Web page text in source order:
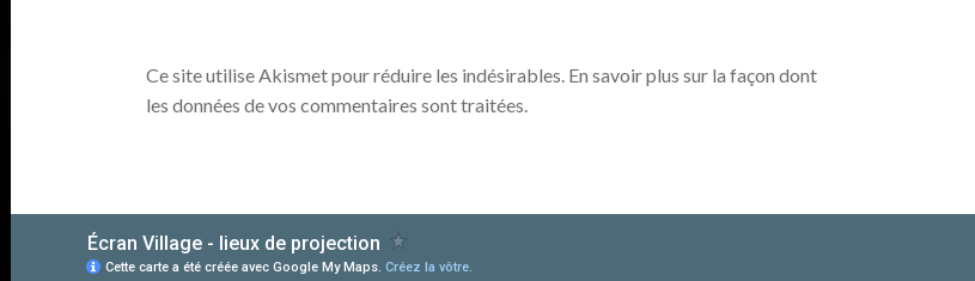
Ce site utilise Akismet pour réduire les indésirables. En savoir plus sur la façon dont
les données de vos commentaires sont traitées